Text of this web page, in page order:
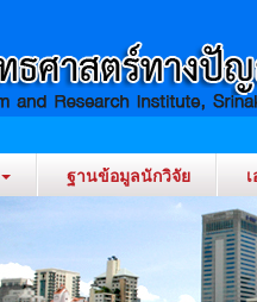
ฐานข้อมูลนักวิจัย